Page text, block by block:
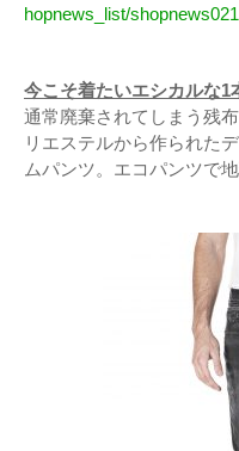
hopnews_list/
今こそ着たいエシカルな1
通常廃棄されてしまう残
リエステルから作られた
ムパンツ。エコパンツで